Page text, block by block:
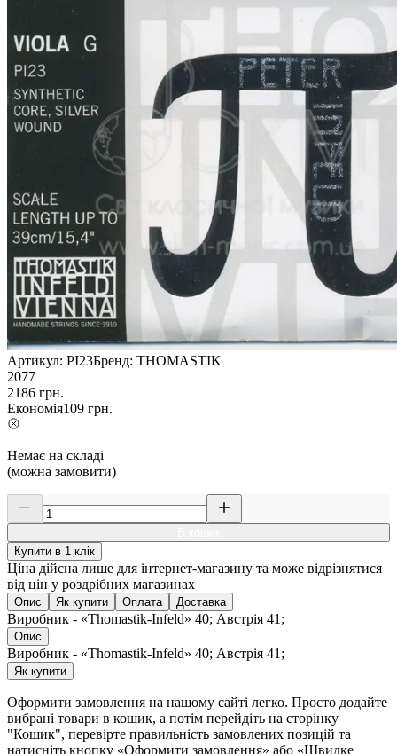
Артикул: PI23Бренд: THOMASTIK
2077
2186 грн.
Економія109 грн.
Немає на складі
(можна замовити)
Купити в 1 клік
Ціна дійсна лише для інтернет-магазину та може відрізнятися
від цін у роздрібних магазинах
Опис Як купити Оплата Доставка
Виробник - «Thomastik-Infeld» 40; Австрія 41;
Опис
Виробник - «Thomastik-Infeld» 40; Австрія 41;
Як купити
Оформити замовлення на нашому сайті легко. Просто додайте
вибрані товари в кошик, а потім перейдіть на сторінку
"Кошик", перевірте правильність замовлених позицій та
натисніть кнопку «Оформити замовлення» або «Швидке